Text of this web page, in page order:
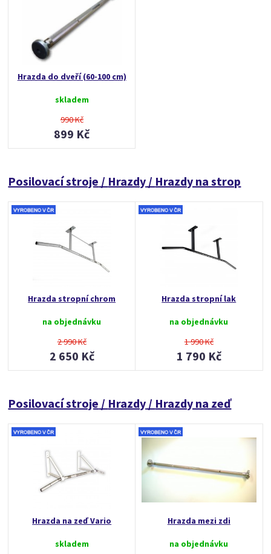
Hrazda do dveří (60-100 cm)
skladem
990 Kč
899 Kč
Posilovací stroje / Hrazdy / Hrazdy na strop
Hrazda stropní chrom
na objednávku
2 990 Kč
2 650 Kč
Hrazda stropní lak
na objednávku
1 990 Kč
1 790 Kč
Posilovací stroje / Hrazdy / Hrazdy na zeď
Hrazda na zeď Vario
skladem
Hrazda mezi zdi
na objednávku